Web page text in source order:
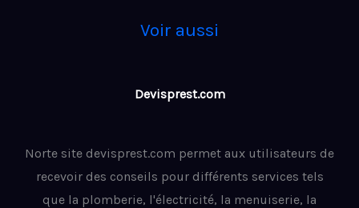
Voir aussi
Devisprest.com
Norte site devisprest.com permet aux utilisateurs de
recevoir des conseils pour différents services tels
que la plomberie, l'électricité, la menuiserie, la